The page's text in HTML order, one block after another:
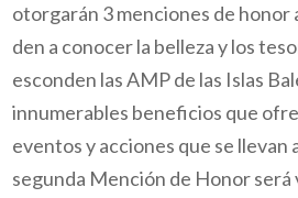
otorgarán 3 menciones de honor
den a conocer la belleza y los
esconden las AMP de las Islas
innumerables beneficios que
eventos y acciones que se llevan
segunda Mención de Honor será